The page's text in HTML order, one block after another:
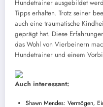
Hundetrainer ausgebildet
Tipps erhalten. Trotz seiner
auch eine traumatische
geprägt hat. Diese
das Wohl von Vierbeinern
Hundetrainer und einem
Auch interessant:
Shawn Mendes: Vermögen,